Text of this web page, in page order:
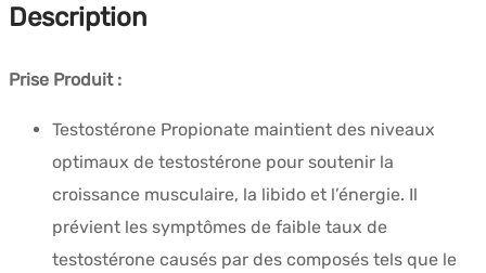
Description
Prise Produit :
Testostérone Propionate maintient des niveaux
optimaux de testostérone pour soutenir la
croissance musculaire, la libido et l’énergie. Il
prévient les symptômes de faible taux de
testostérone causés par des composés tels que le